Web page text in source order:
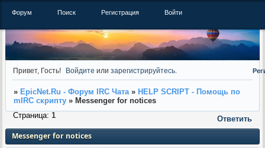
Форум Поиск Регистрация Войти
Привет, Гость! Войдите илизарегистрируйтесь
» EpicNet.Ru - Форум IRC Чата » HELP SCRIPT - Помощь по
mIRC скрипту » Messenger for notices
Messenger for notices
Страница: 1 Ответить